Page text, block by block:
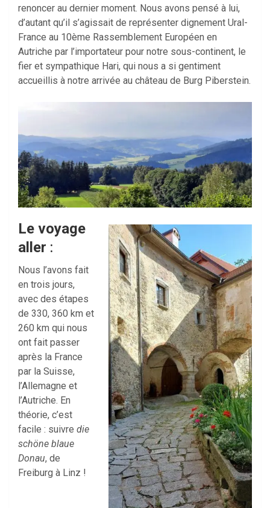
renoncer au dernier moment. Nous avons pensé à lui,
d’autant qu’il s’agissait de représenter dignement Ural-
France au 10ème Rassemblement Européen en
Autriche par l’importateur pour notre sous-continent, le
fier et sympathique Hari, qui nous a si gentiment
accueillis à notre arrivée au château de Burg Piberstein.
Le voyage
aller :
Nous l’avons fait
en trois jours,
avec des étapes
de 330, 360 km et
260 km qui nous
ont fait passer
après la France
par la Suisse,
l’Allemagne et
l’Autriche. En
théorie, c’est
facile : suivre die
schöne blaue
Donau, de
Freiburg à Linz !